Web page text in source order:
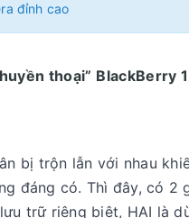
đỉnh cao
thoại” BlackBerry
bị trộn lẫn với nhau
đáng có. Thì đây, có 2
trữ riêng biệt, HAI là